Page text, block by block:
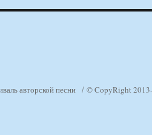
авторской песни © CopyRight